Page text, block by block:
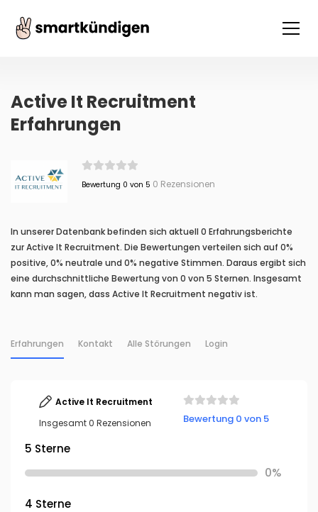
Active It Recruitment
Erfahrungen
Bewertung 0 von 5 0 Rezensionen
In unserer Datenbank befinden sich aktuell 0 Erfahrungsberichte
zur Active It Recruitment. Die Bewertungen verteilen sich auf 0%
positive, 0% neutrale und 0% negative Stimmen. Daraus ergibt sich
eine durchschnittliche Bewertung von 0 von 5 Sternen. Insgesamt
kann man sagen, dass Active It Recruitment negativ ist.
Erfahrungen Kontakt Alle Störungen Login
Active It Recruitment
Insgesamt 0 Rezensionen
Bewertung 0 von 5
5 Sterne
0%
4 Sterne